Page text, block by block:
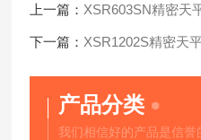
上一篇： XSR603SN精密天
下一篇： XSR1202S精密天
产品分类
我们相信好的产品是信誉